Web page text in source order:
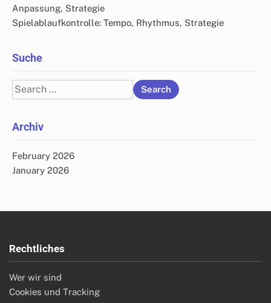
Anpassung, Strategie
Spielablaufkontrolle: Tempo, Rhythmus, Strategie
Suche
Search
for:
Archiv
February 2026
January 2026
Rechtliches
Wer wir sind
Cookies und Tracking